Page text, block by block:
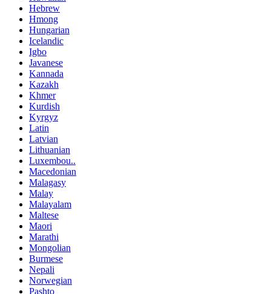
Hebrew
Hmong
Hungarian
Icelandic
Igbo
Javanese
Kannada
Kazakh
Khmer
Kurdish
Kyrgyz
Latin
Latvian
Lithuanian
Luxembou..
Macedonian
Malagasy
Malay
Malayalam
Maltese
Maori
Marathi
Mongolian
Burmese
Nepali
Norwegian
Pashto